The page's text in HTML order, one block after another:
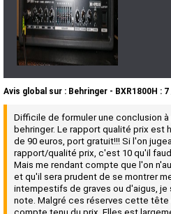
Avis global sur : Behringer - BXR1800H : 7
Difficile de formuler une conclusion
behringer. Le rapport qualité prix est
de 90 euros, port gratuit!!! Si l'on
rapport/qualité prix, c'est 10 qu'il
Mais me rendant compte que l'on
et qu'il sera prudent de se montrer
intempestifs de graves ou d'aigus, je
note. Malgré ces réserves cette